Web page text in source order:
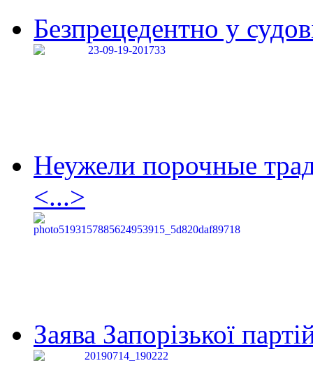
Безпрецедентно у
Неужели порочные
<...>
Заява Запорізької